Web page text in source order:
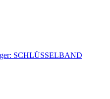
SCHLÜSSELBAND